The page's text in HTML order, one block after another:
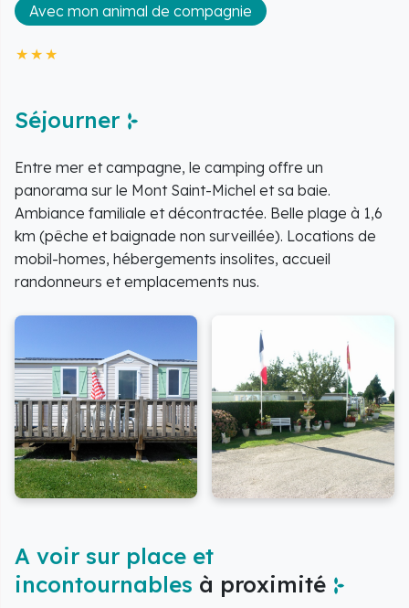
Avec mon animal de compagnie
Séjourner
Entre mer et campagne, le camping offre un
panorama sur le Mont Saint-Michel et sa baie.
Ambiance familiale et décontractée. Belle plage à 1,6
km (pêche et baignade non surveillée). Locations de
mobil-homes, hébergements insolites, accueil
randonneurs et emplacements nus.
A voir sur place et
incontournables à proximité